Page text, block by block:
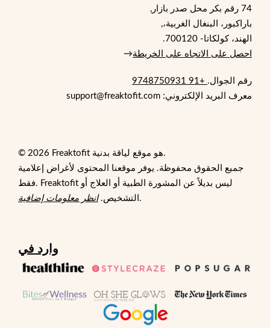
74 رقم بكر محل صدر بازار,
باراكبور، البنغال الغربية،,
الهند، كولكاتا- 700120.
احصل على الاتجاه على الخريطة→
رقم الجوال. +91 9748750931
معرف البريد الإلكتروني: support@freaktofit.com
© 2026 Freaktofit هو موقع لياقة بدنية.
جميع الحقوق محفوظة. يوفر موقعنا المحتوى لأغراض إعلامية
فقط. Freaktofit ليس بديلاً عن المشورة الطبية أو العلاج أو
التشخيص.انظر معلومات إضافية .
وارد في